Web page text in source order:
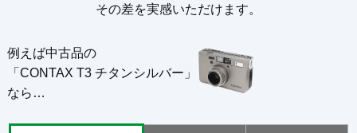
その差を実感いただけます。
例えば中古品の
「CONTAX T3 チタンシルバー」
なら…